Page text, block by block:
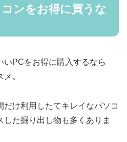
コンをお得に買うな
いPCをお得に購入するなら
。
け利用したてキレイなパソコ
た掘り出し物も多くありま